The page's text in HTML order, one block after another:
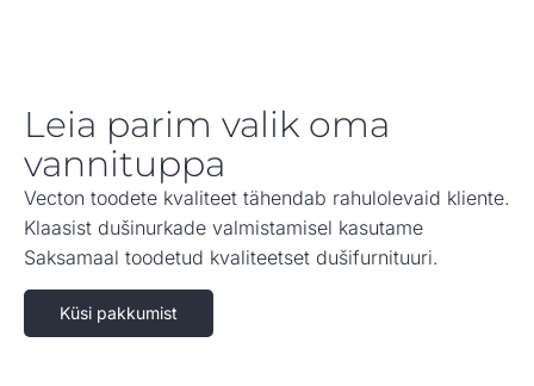
Leia parim valik oma
vannituppa
Vecton toodete kvaliteet tähendab rahulolevaid kliente.
Klaasist dušinurkade valmistamisel kasutame
Saksamaal toodetud kvaliteetset dušifurnituuri.
Küsi pakkumist